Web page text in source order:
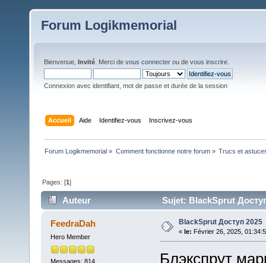
Forum Logikmemorial
Bienvenue, Invité . Merci de vous connecter ou de vous inscrire
Connexion avec identifiant, mot de passe et durée de la session
Accueil Aide Identifiez-vous Inscrivez-vous
Forum Logikmemorial » Comment fonctionne notre forum» Trucs et
Pages: [1]
Auteur Sujet: BlackSprut
FeedraDah
Hero Member
Messages: 814
BlackSprut Доступ 2025
« le: Février 26, 2025,
Блэкспрут